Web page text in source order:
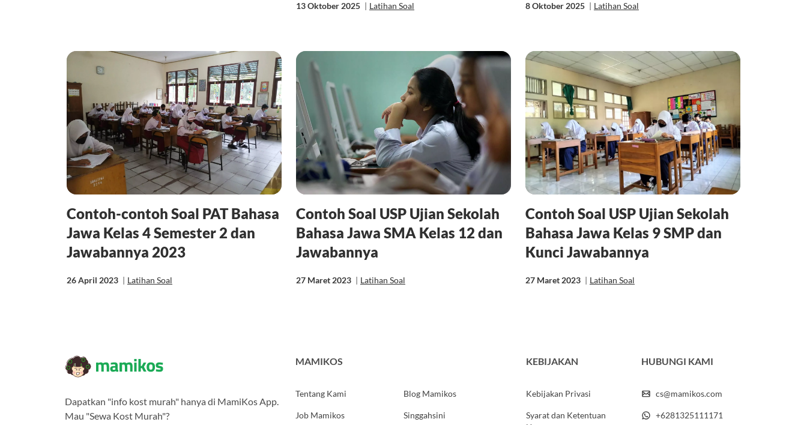
13 Oktober 2025 | Latihan Soal 8 Oktober 2025 | Latihan Soal
Contoh-contoh Soal PAT Bahasa
Jawa Kelas 4 Semester 2 dan
Jawabannya 2023
26 April 2023 | Latihan Soal
Contoh Soal USP Ujian Sekolah
Bahasa Jawa SMA Kelas 12 dan
Jawabannya
27 Maret 2023 | Latihan Soal
Contoh Soal USP Ujian Sekolah
Bahasa Jawa Kelas 9 SMP dan
Kunci Jawabannya
27 Maret 2023 | Latihan Soal
Dapatkan "info kost murah" hanya di MamiKos App.
Mau "Sewa Kost Murah"?
MAMIKOS
Tentang Kami
Job Mamikos
Blog Mamikos
Singgahsini
KEBIJAKAN
Kebijakan Privasi
Syarat dan Ketentuan
HUBUNGI KAMI
cs@mamikos.com
+6281325111171